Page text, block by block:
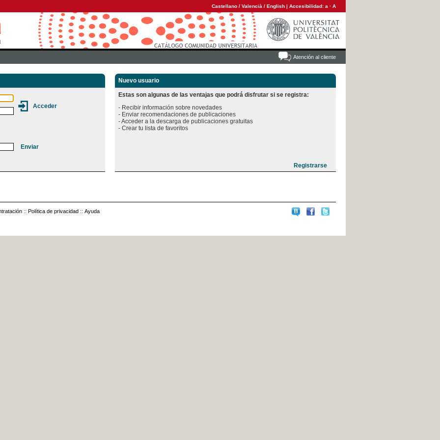
Castellano / Valencià / English | Accesibilidad: a · A
Atención al cliente
Nuevo usuario
Estas son algunas de las ventajas que podrá disfrutar si se registra:
- Recibir información sobre novedades
- Enviar recomendaciones de publicaciones
- Acceder a la descarga de publicaciones gratuitas
:: Política de privacidad :: Ayuda